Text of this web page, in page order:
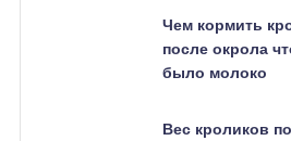
Чем кормить
после окрола
было молоко
Вес кроликов по